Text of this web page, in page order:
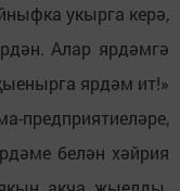
укырга керә,
Алар ярдәмгә
ярдәм ит!»
белән хәйрия